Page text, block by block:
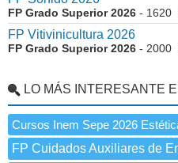
FP Grado Superior 2026 - 1620
FP Vitivinicultura 2026
FP Grado Superior 2026 - 2000
LO MÁS INTERESANTE
Cursos Inem Sepe 2026
FP Cuidados Auxiliares de